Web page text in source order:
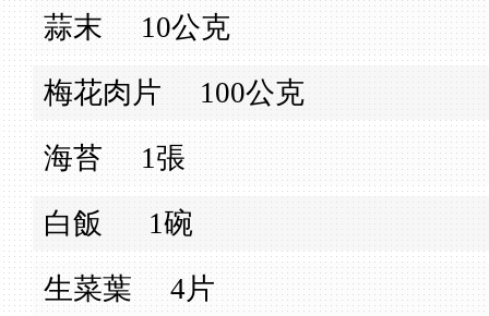
蒜末
10公克
梅花肉片
100公克
海苔
1張
白飯
1碗
生菜葉
4片